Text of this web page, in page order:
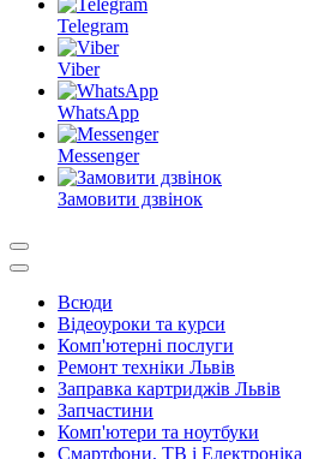
Telegram
Viber
WhatsApp
Messenger
Замовити дзвінок
Всюди
Відеоуроки та курси
Комп'ютерні послуги
Ремонт техніки Львів
Заправка картриджів Львів
Запчастини
Комп'ютери та ноутбуки
Смартфони, ТВ і Електроніка